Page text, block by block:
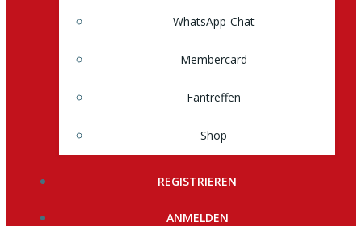
WhatsApp-Chat
Membercard
Fantreffen
Shop
REGISTRIEREN
ANMELDEN